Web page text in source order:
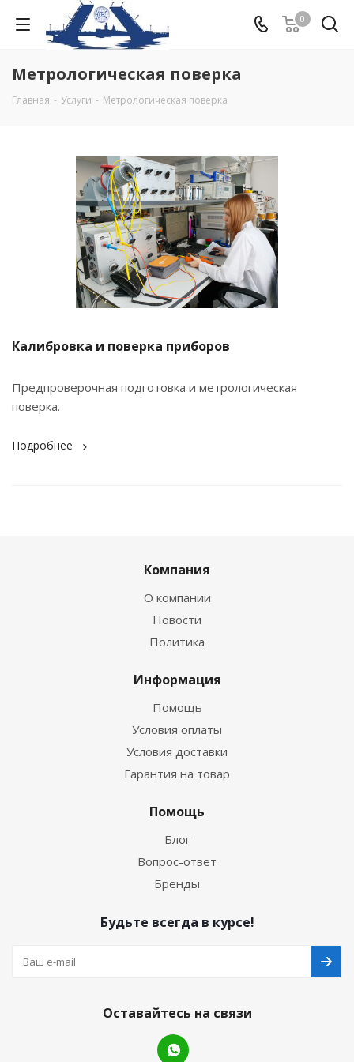
0
Метрологическая поверка
Главная - Услуги - Метрологическая поверка
Калибровка и поверка приборов
Предпроверочная подготовка и метрологическая
поверка.
Подробнее
Компания
О компании
Новости
Политика
Информация
Помощь
Условия оплаты
Условия доставки
Гарантия на товар
Помощь
Блог
Вопрос-ответ
Бренды
Будьте всегда в курсе!
Оставайтесь на связи